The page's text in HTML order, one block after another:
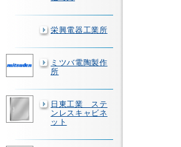
栄興電器工業所
ミツバ電陶製作
所
日東工業 ステ
ンレスキャビネ
ット